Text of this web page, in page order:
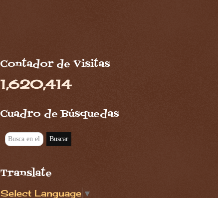
Contador de Visitas
1,620,414
Cuadro de Búsquedas
Translate
Select Language ▼